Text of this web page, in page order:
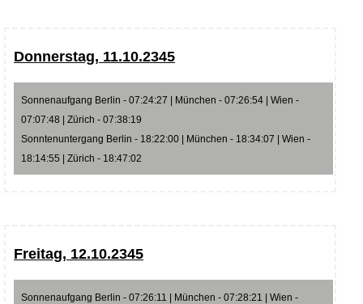
Donnerstag, 11.10.2345
Sonnenaufgang Berlin - 07:24:27 | München - 07:26:54 | Wien -
07:07:48 | Zürich - 07:38:19
Sonntenuntergang Berlin - 18:22:00 | München - 18:34:07 | Wien -
18:14:55 | Zürich - 18:47:02
Freitag, 12.10.2345
Sonnenaufgang Berlin - 07:26:11 | München - 07:28:21 | Wien -